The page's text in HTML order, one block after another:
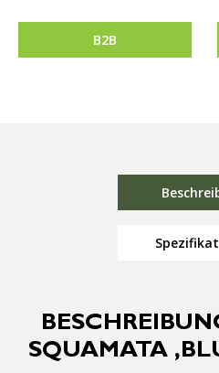
B2B
SQUAMATA